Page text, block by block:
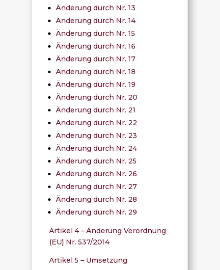
Änderung durch Nr. 13
Änderung durch Nr. 14
Änderung durch Nr. 15
Änderung durch Nr. 16
Änderung durch Nr. 17
Änderung durch Nr. 18
Änderung durch Nr. 19
Änderung durch Nr. 20
Änderung durch Nr. 21
Änderung durch Nr. 22
Änderung durch Nr. 23
Änderung durch Nr. 24
Änderung durch Nr. 25
Änderung durch Nr. 26
Änderung durch Nr. 27
Änderung durch Nr. 28
Änderung durch Nr. 29
Artikel 4 – Änderung Verordnung
(EU) Nr. 537/2014
Artikel 5 – Umsetzung